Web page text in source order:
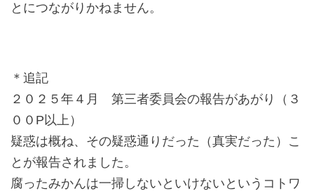
とにつながりかねません。
＊追記
２０２５年４月 第三者委員会の報告があがり（３
００P以上）
疑惑は概ね、その疑惑通りだった（真実だった）こ
とが報告されました。
腐ったみかんは一掃しないといけないというコトワ